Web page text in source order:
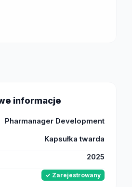
informacje
Pharmanager Development
Kapsułka twarda
2025
✓ Zarejestrowany